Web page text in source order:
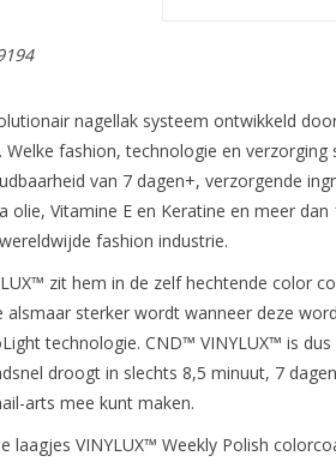
nagellak systeem ontwikkeld
fashion, technologie en
van 7 dagen+, verzorgende
olie, Vitamine E en Keratine en meer
fashion industrie.
zit hem in de zelf hechtende color
sterker wordt wanneer deze
technologie. CND™ VINYLUX™ is
droogt in slechts 8,5 minuut, 7
arts mee kunt maken.
laagjes VINYLUX™ Weekly Polish